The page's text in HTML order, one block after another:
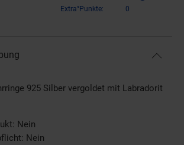
Extra°Punkte:
0
925 Silber vergoldet mit Labradorit
Nein
Nein